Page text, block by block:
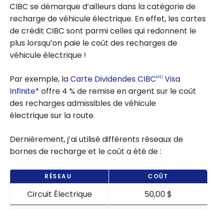
CIBC se démarque d’ailleurs dans la catégorie de
recharge de véhicule électrique. En effet, les cartes
de crédit CIBC sont parmi celles qui redonnent le
plus lorsqu’on paie le coût des recharges de
véhicule électrique !
Par exemple, laCarte Dividendes CIBCMD Visa
Infinite* offre 4 % de remise en argent sur le coût
des recharges admissibles de véhicule
électrique sur la route.
Dernièrement, j’ai utilisé différents réseaux de
bornes de recharge et le coût a été de :
RÉSEAU COÛT
Circuit Électrique
50,00 $